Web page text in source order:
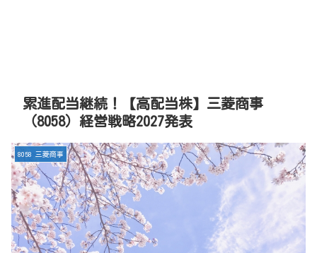
累進配当継続！【高配当株】三菱商事
（8058）経営戦略2027発表
8058 三菱商事